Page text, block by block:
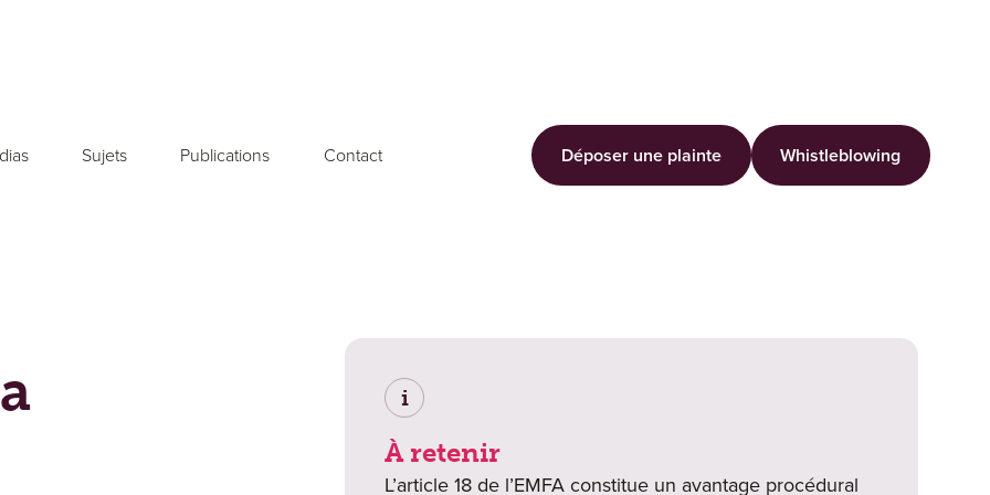
Sujets Publications Contact Déposer une plainte Whistleblowing
i
À retenir
L’article 18 de l’EMFA constitue un avantage procédural